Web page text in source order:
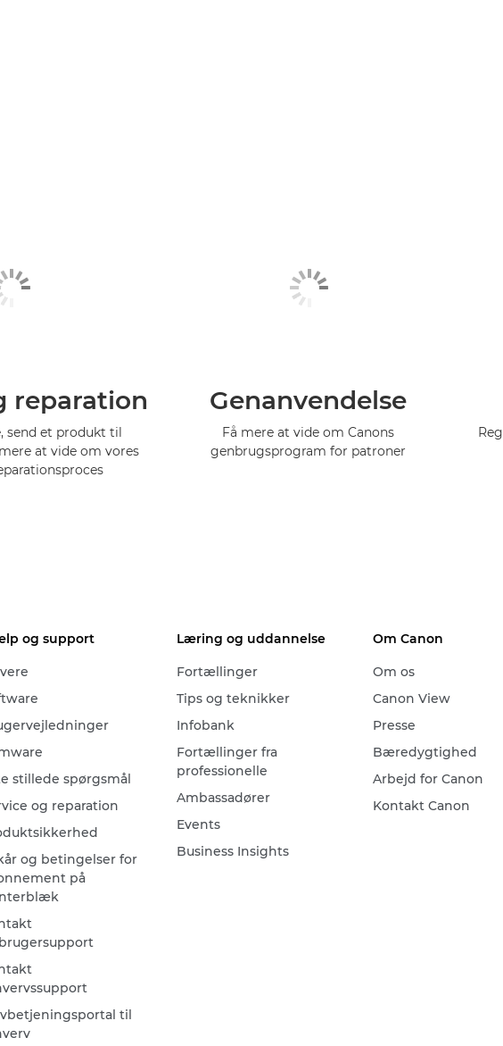
reparation
send et produkt til
at vide om vores
Genanvendelse
Få mere at vide om Canons
genbrugsprogram for patroner
og support
stillede spørgsmål
og reparation
og betingelser for
på
til
Læring og uddannelse
Fortællinger
Tips og teknikker
Infobank
Fortællinger fra
professionelle
Ambassadører
Events
Business Insights
Om Canon
Om os
Canon View
Presse
Bæredygtighed
Arbejd for Canon
Kontakt Canon